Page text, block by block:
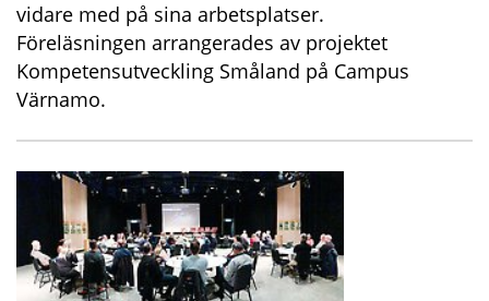
vidare med på sina arbetsplatser.
Föreläsningen arrangerades av projektet
Kompetensutveckling Småland på Campus
Värnamo.